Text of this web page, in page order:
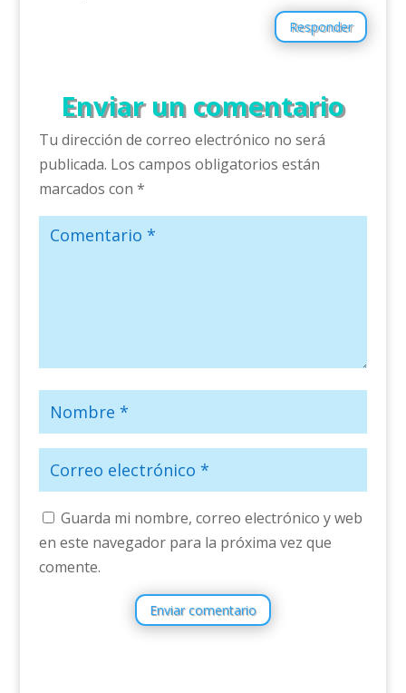
Responder
Enviar un comentario
Tu dirección de correo electrónico no será
publicada. Los campos obligatorios están
marcados con *
Guarda mi nombre, correo electrónico y web
en este navegador para la próxima vez que
comente.
Enviar comentario